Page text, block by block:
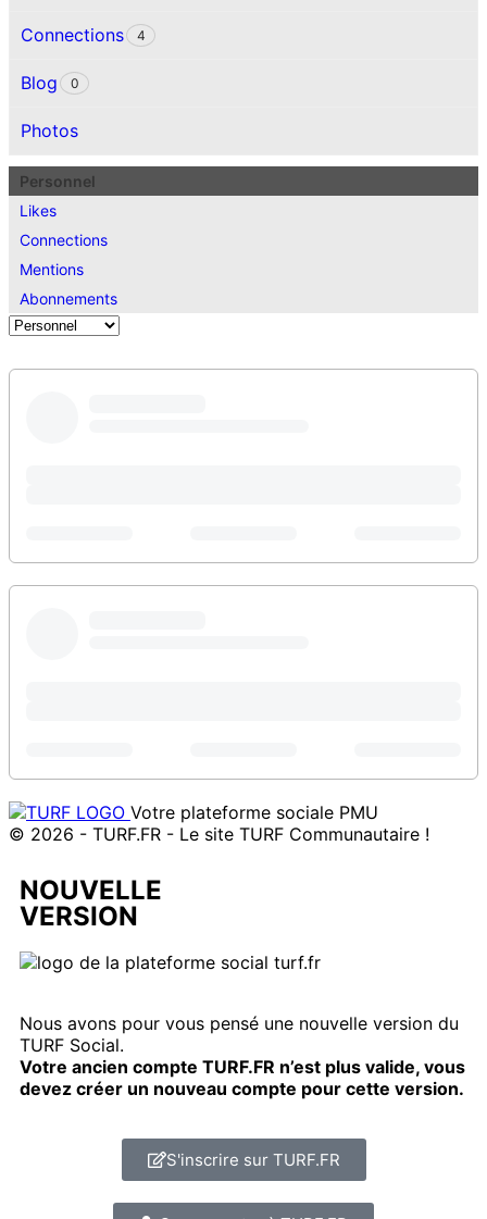
Connections 4
Blog 0
Photos
Personnel
Likes
Connections
Mentions
Abonnements
Votre plateforme sociale PMU
© 2026 - TURF.FR - Le site TURF Communautaire !
NOUVELLE
VERSION
Nous avons pour vous pensé une nouvelle version du
TURF Social.
Votre ancien compte TURF.FR n’est plus valide, vous
devez créer un nouveau compte pour cette version.
S'inscrire sur TURF.FR